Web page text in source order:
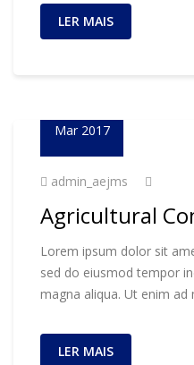
LER MAIS
Mar 2017
admin_aejms
Agricultural
Lorem ipsum dolor sit
sed do eiusmod tempor
magna aliqua. Ut enim ad
LER MAIS